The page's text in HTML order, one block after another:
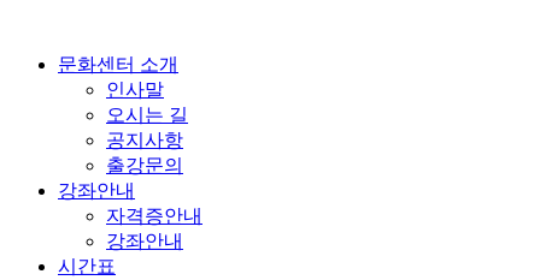
문화센터 소개
인사말
오시는 길
공지사항
출강문의
강좌안내
자격증안내
강좌안내
시간표